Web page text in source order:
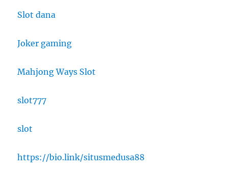
Slot dana
Joker gaming
Mahjong Ways Slot
slot777
slot
https://bio.link/situsmedusa88